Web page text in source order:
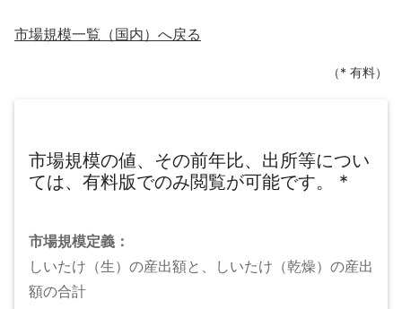
市場規模一覧（国内）へ戻る
（* 有料）
市場規模の値、その前年比、出所等につい
ては、有料版でのみ閲覧が可能です。
*
市場規模定義：
しいたけ（生）の産出額と、しいたけ（乾燥）の産出
額の合計